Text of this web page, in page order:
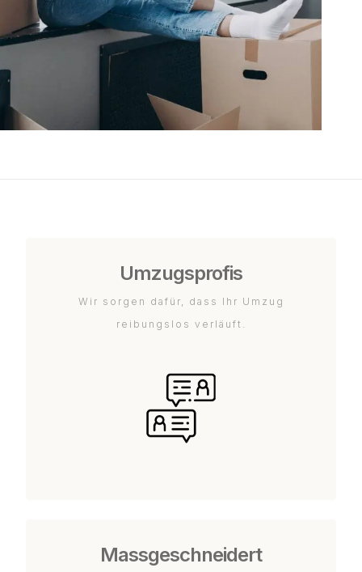
Umzugsprofis
Wir sorgen dafür, dass Ihr Umzug
reibungslos verläuft.
Massgeschneidert